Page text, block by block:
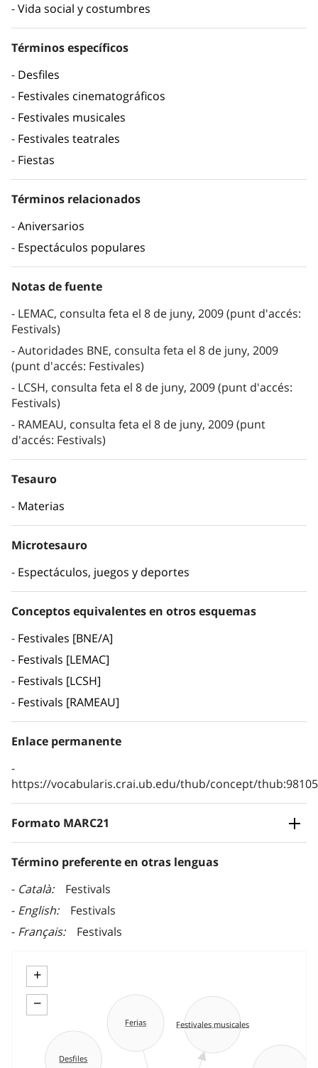
Vida social y costumbres
Términos específicos
Desfiles
Festivales cinematográficos
Festivales musicales
Festivales teatrales
Fiestas
Términos relacionados
Aniversarios
Espectáculos populares
Notas de fuente
LEMAC, consulta feta el 8 de juny, 2009 (punt d'accés:
Festivals)
Autoridades BNE, consulta feta el 8 de juny, 2009
(punt d'accés: Festivales)
LCSH, consulta feta el 8 de juny, 2009 (punt d'accés:
Festivals)
RAMEAU, consulta feta el 8 de juny, 2009 (punt
d'accés: Festivals)
Tesauro
Materias
Microtesauro
Espectáculos, juegos y deportes
Conceptos equivalentes en otros esquemas
Festivales [BNE/A]
Festivals [LEMAC]
Festivals [LCSH]
Festivals [RAMEAU]
Enlace permanente
https://vocabularis.crai.ub.edu/thub/concept/
Formato MARC21
Término preferente en otras lenguas
Català
Festivals
English
Festivals
Français
Festivals
+
−
Desfiles
Festivales musicales
Ferias